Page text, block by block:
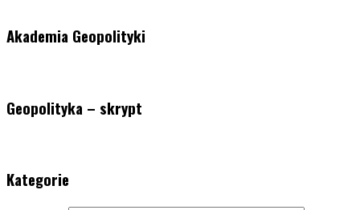
Akademia Geopolityki
Geopolityka – skrypt
Kategorie